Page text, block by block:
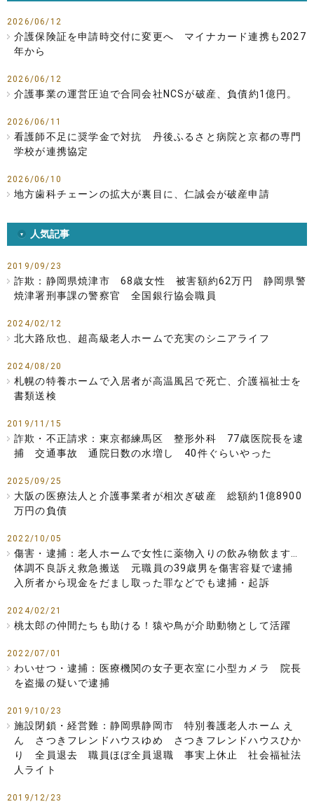
2026/06/12
介護保険証を申請時交付に変更へ マイナカード連携も2027
年から
2026/06/12
介護事業の運営圧迫で合同会社NCSが破産、負債約1億円。
2026/06/11
看護師不足に奨学金で対抗 丹後ふるさと病院と京都の専門
学校が連携協定
2026/06/10
地方歯科チェーンの拡大が裏目に、仁誠会が破産申請
人気記事
2019/09/23
詐欺：静岡県焼津市 68歳女性 被害額約62万円 静岡県警
焼津署刑事課の警察官 全国銀行協会職員
2024/02/12
北大路欣也、超高級老人ホームで充実のシニアライフ
2024/08/20
札幌の特養ホームで入居者が高温風呂で死亡、介護福祉士を
書類送検
2019/11/15
詐欺・不正請求：東京都練馬区 整形外科 77歳医院長を逮
捕 交通事故 通院日数の水増し 40件ぐらいやった
2025/09/25
大阪の医療法人と介護事業者が相次ぎ破産 総額約1億8900
万円の負債
2022/10/05
傷害・逮捕：老人ホームで女性に薬物入りの飲み物飲ます…
体調不良訴え救急搬送 元職員の39歳男を傷害容疑で逮捕
入所者から現金をだまし取った罪などでも逮捕・起訴
2024/02/21
桃太郎の仲間たちも助ける！猿や鳥が介助動物として活躍
2022/07/01
わいせつ・逮捕：医療機関の女子更衣室に小型カメラ 院長
を盗撮の疑いで逮捕
2019/10/23
施設閉鎖・経営難：静岡県静岡市 特別養護老人ホーム え
ん さつきフレンドハウスゆめ さつきフレンドハウスひか
り 全員退去 職員ほぼ全員退職 事実上休止 社会福祉法
人ライト
2019/12/23